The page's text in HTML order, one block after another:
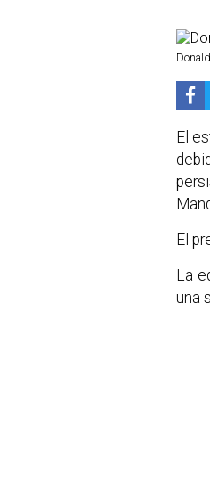
El
El
La
una